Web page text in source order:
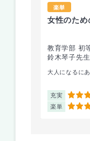
楽単
女性のため
教育学部 初
鈴木琴子先生
大人になるに
充実 4
楽単 4